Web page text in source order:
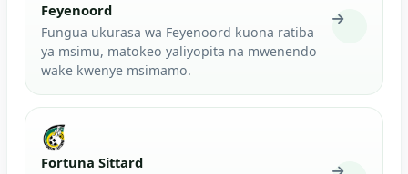
Feyenoord
Fungua ukurasa wa Feyenoord kuona ratiba
ya msimu, matokeo yaliyopita na mwenendo
wake kwenye msimamo.
Fortuna Sittard